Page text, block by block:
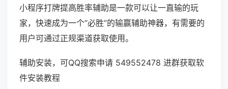
小程序打牌提高胜率辅助是一款可以让一直输的玩
家，快速成为一个“必胜”的输赢辅助神器，有需要的
用户可通过正规渠道获取使用。
辅助安装，可QQ搜索申请 549552478 进群获取软
件安装教程